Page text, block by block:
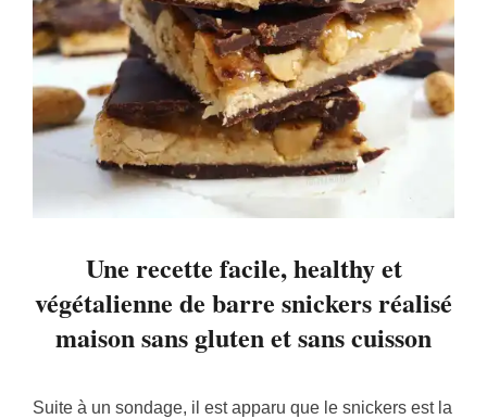
Une recette facile, healthy et
végétalienne de barre snickers réalisé
maison sans gluten et sans cuisson
Suite à un sondage, il est apparu que le snickers est la